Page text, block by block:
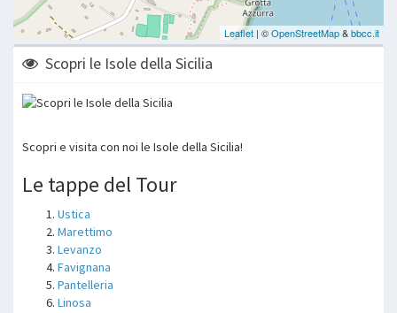
Scopri le Isole della Sicilia
Scopri e visita con noi le Isole della Sicilia!
Le tappe del Tour
Ustica
Marettimo
Levanzo
Favignana
Pantelleria
Linosa